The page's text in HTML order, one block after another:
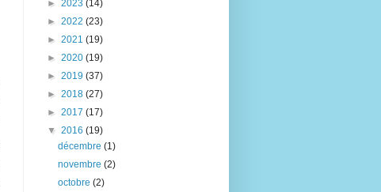
► 2023 (14)
► 2022 (23)
► 2021 (19)
► 2020 (19)
► 2019 (37)
► 2018 (27)
► 2017 (17)
▼ 2016 (19)
décembre(1)
novembre(2)
octobre(2)